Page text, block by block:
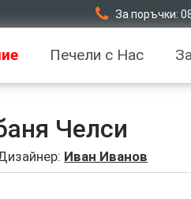
За поръчки:
Печели с Нас
Челси
Иван Иванов